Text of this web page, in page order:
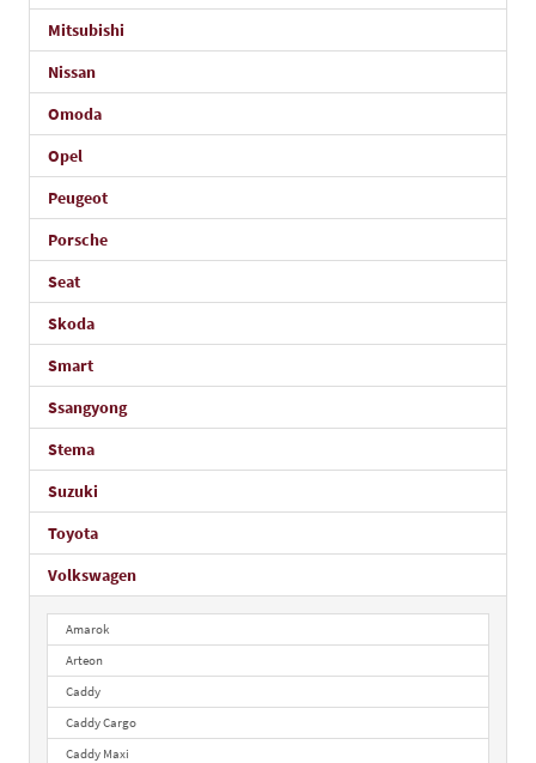
Mitsubishi
Nissan
Omoda
Opel
Peugeot
Porsche
Seat
Skoda
Smart
Ssangyong
Stema
Suzuki
Toyota
Volkswagen
Amarok
Arteon
Caddy
Caddy Cargo
Caddy Maxi